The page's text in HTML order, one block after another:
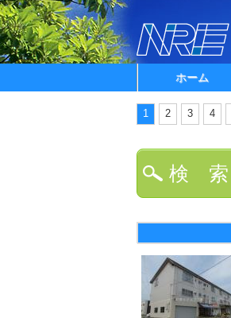
ホーム
1 2 3 4
検 索